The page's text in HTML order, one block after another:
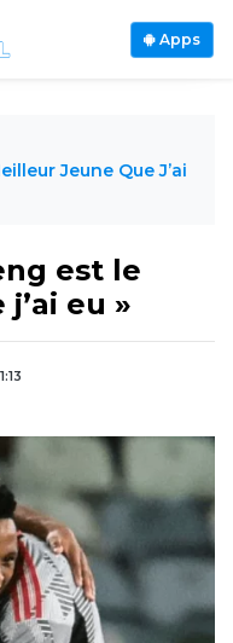
Apps
Jeune Que J’ai
est le
eu »